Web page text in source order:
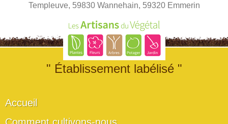
Templeuve, 59830 Wannehain, 59320 Emmerin
" Établissement labélisé "
Accueil